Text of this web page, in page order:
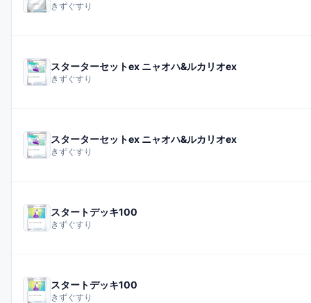
きずぐすり
スターターセットex ニャオハ&ルカリオex
きずぐすり
スターターセットex ニャオハ&ルカリオex
きずぐすり
スタートデッキ100
きずぐすり
スタートデッキ100
きずぐすり